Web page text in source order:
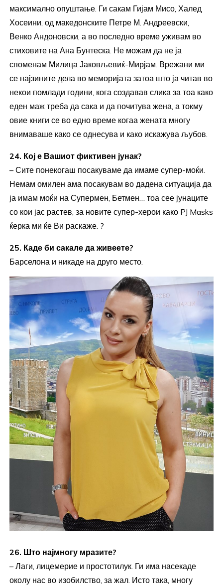
максимално опуштање. Ги сакам Гијам Мисо, Халед
Хосеини, од македонските Петре М. Андреевски,
Венко Андоновски, а во последно време уживам во
стиховите на Ана Бунтеска. Не можам да не ја
споменам Милица Јаковљевиќ-Мирјам. Врежани ми
се најзините дела во меморијата затоа што ја читав во
некои помлади години, кога создавав слика за тоа како
еден маж треба да сака и да почитува жена, а токму
овие книги се во едно време когаа жената многу
внимаваше како се однесува и како искажува љубов.
24. Кој е Вашиот фиктивен јунак?
– Сите понекогаш посакуваме да имаме супер-моќи.
Немам омилен ама посакувам во дадена ситуација да
ја имам моќи на Супермен, Бетмен… тоа сее јунаците
со кои јас растев, за новите супер-херои како PJ Masks
ќерка ми ќе Ви раскаже. ?
25. Каде би сакале да живеете?
Барселона и никаде на друго место.
26. Што најмногу мразите?
– Лаги, лицемерие и простотилук. Ги има насекаде
околу нас во изобилство, за жал. Исто така, многу